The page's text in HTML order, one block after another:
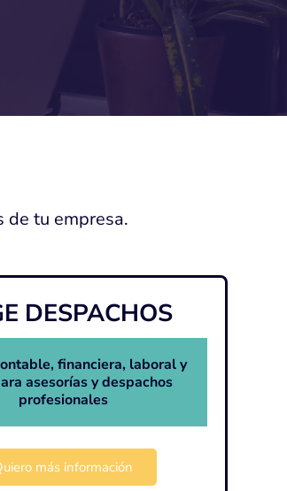
de tu empresa.
DESPACHOS
financiera, laboral y
asesorías y despachos
profesionales
más información